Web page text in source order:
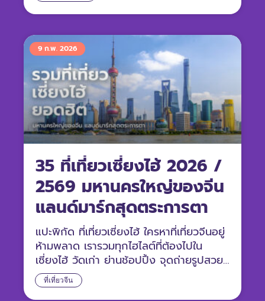
ที่เที่ยวจีน
35 ที่เที่ยวเซี่ยงไฮ้ 2026 /
2569 มหานครใหญ่ของจีน
แลนด์มาร์กสุดตระการตา
แปะพิกัด ที่เที่ยวเซี่ยงไฮ้ ใครหาที่เที่ยวจีนอยู่
ห้ามพลาด เรารวมทุกไฮไลต์ที่ต้องไปใน
เซี่ยงไฮ้ วัดเก่า ย่านช้อปปิ้ง จุดถ่ายรูปสวย
ๆ มาไว้ให้หมดแล้ว
9 ก.พ. 2026